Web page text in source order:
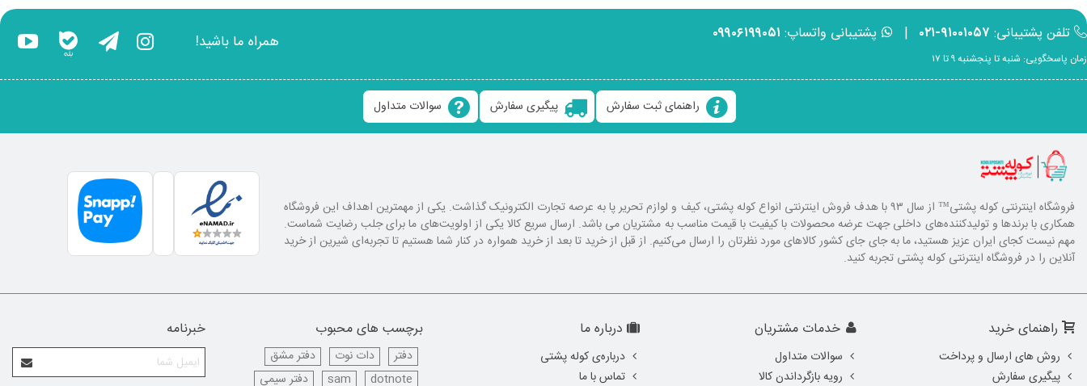
تلفن پشتیبانی: ۹۱۰۰۱۰۵۷-۰۲۱ | پشتیبانی واتساپ: ۰۹۹۰۶۱۹۹۰۵۱
زمان پاسخگویی: شنبه تا پنجشنبه ۹ تا ۱۷
همراه ما باشید!
راهنمای ثبت سفارش پیگیری سفارش سوالات متداول
فروشگاه اینترنتی کوله پشتی
™ از سال ۹۳ با هدف فروش اینترنتی انواع کوله پشتی، کیف و لوازم تحریر پا به عرصه تجارت الکترونیک گذاشت. یکی از مهمترین اهداف این فروشگاه
همکاری با برند‌ها و تولیدکننده‌های داخلی جهت عرضه محصولات با کیفیت با قیمت مناسب به مشتریان می باشد. ارسال سریع کالا یکی از اولویت‌های ما برای جلب رضایت شماست.
مهم نیست کجای ایران عزیز هستید، ما به جای جای کشور کالا‌های مورد نظرتان را ارسال می‌کنیم. از قبل از خرید تا بعد از خرید همواره در کنار شما هستیم تا تجربه‌ای شیرین از خرید
آنلاین را در فروشگاه اینترنتی کوله پشتی تجربه کنید.
راهنمای خرید
روش های ارسال و پرداخت
پیگیری سفارش
خدمات مشتریان
سوالات متداول
رویه بازگرداندن کالا
درباره ما
درباره‌ی کوله پشتی
تماس با ما
برچسب های محبوب
دفتر دات نوت
دفتر مشق
dotnote
sam دفتر سیمی
خبرنامه